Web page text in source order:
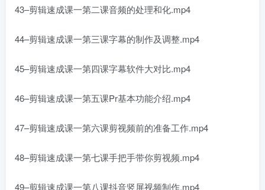
43–剪辑速成课一第二课音频的处理和化.mp4
44–剪辑速成课一第三课字幕的制作及调整.mp4
45–剪辑速成课一第四课字幕软件大对比.mp4
46–剪辑速成课一第五课Pr基本功能介绍.mp4
47–剪辑速成课一第六课剪视频前的准备工作.mp4
48–剪辑速成课一第七课手把手带你剪视频.mp4
49–剪辑速成课一第八课抖音竖屏视频制作.mp4